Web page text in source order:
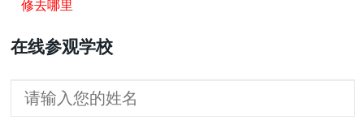
修去哪里
在线参观学校